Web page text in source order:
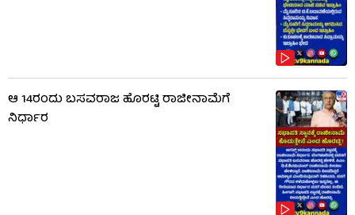
ಆ 14ರಂದು ಬಸವರಾಜ ಹೊರಟ್ಟಿ ರಾಜೀನಾಮೆಗೆ
ನಿರ್ಧಾರ